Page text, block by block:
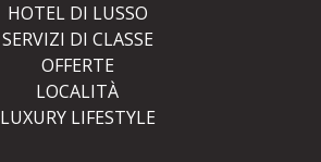
HOTEL DI LUSSO
SERVIZI DI CLASSE
OFFERTE
LOCALITÀ
LUXURY LIFESTYLE